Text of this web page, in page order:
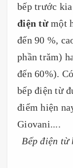
bếp trước kia
điện từmột
đến 90 %,
phần trăm)
đến 60%).
bếp điện từ
điểm hiện
Giovani....
Bếp điện từ